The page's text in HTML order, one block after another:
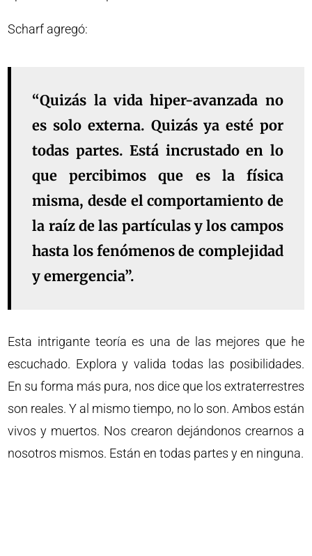
Scharf agregó:
“Quizás la vida hiper-avanzada no
es solo externa. Quizás ya esté por
todas partes. Está incrustado en lo
que percibimos que es la física
misma, desde el comportamiento de
la raíz de las partículas y los campos
hasta los fenómenos de complejidad
y emergencia”.
Esta intrigante teoría es una de las mejores que he
escuchado. Explora y valida todas las posibilidades.
En su forma más pura, nos dice que los extraterrestres
son reales. Y al mismo tiempo, no lo son. Ambos están
vivos y muertos. Nos crearon dejándonos crearnos a
nosotros mismos. Están en todas partes y en ninguna.